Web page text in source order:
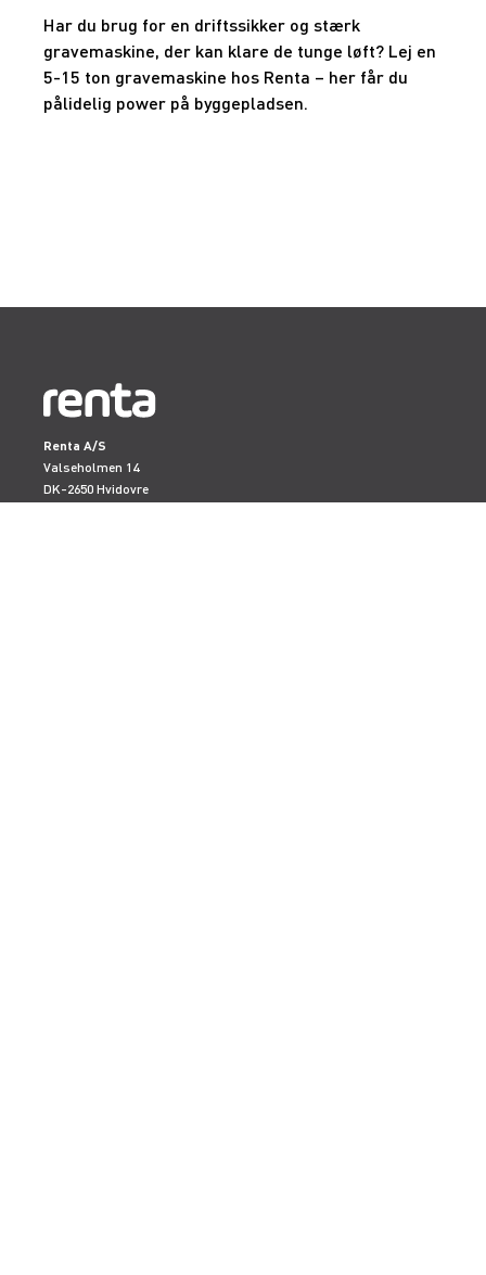
Har du brug for en driftssikker og stærk
gravemaskine, der kan klare de tunge løft? Lej en
5-15 ton gravemaskine hos Renta – her får du
pålidelig power på byggepladsen.
Renta A/S
Valseholmen 14
DK-2650 Hvidovre